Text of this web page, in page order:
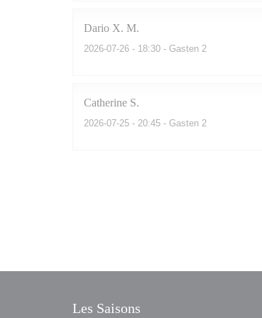
Dario X. M
2026-07-26 - 18:30 - Gasten 2
Catherine S
2026-07-25 - 20:45 - Gasten 2
Les Saisons